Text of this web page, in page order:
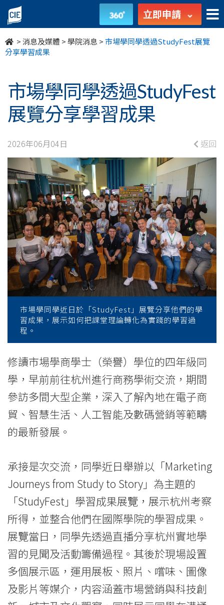
市
場
學
學
透
過
StudyFest
展
覽
分
享
學
習
學
院
消
息
國
際
學
院
香
立即申請
>消息及媒體 >學院消息 >市場學同學透過StudyFest展覽
分享學習成果
市場學同學透過StudyFest
展覽分享學習成果
2026年06月04日 返回
市場學同學近日於「StudyFest」展覽分享他們的學
習成果，展示如何把課堂理論轉化為實踐的學習過
程。
修讀市場學商學士（榮譽）學位的四年級同
學，早前前往杭州進行商務學術交流，期間
參訪多間大型企業，深入了解內地在電子商
貿、智慧生活、人工智能及數碼營銷等範疇
的最新發展。
承接是次交流，同學近日舉辦以「Marketing
Journeys from Study to Story」為主題的
「StudyFest」學習成果展覽，展示杭州考察
所得，並整合他們在國際學院的學習成果。
展覽當日，同學先透過直播分享杭州實地學
習的見聞及活動籌備過程。其後於現場設置
多個展示區，運用展板、照片、嚐味、圖像
及影片等媒介，内容涵蓋市場營銷與科技創